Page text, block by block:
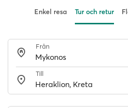
Enkel resa Tur och retur
Från
Till